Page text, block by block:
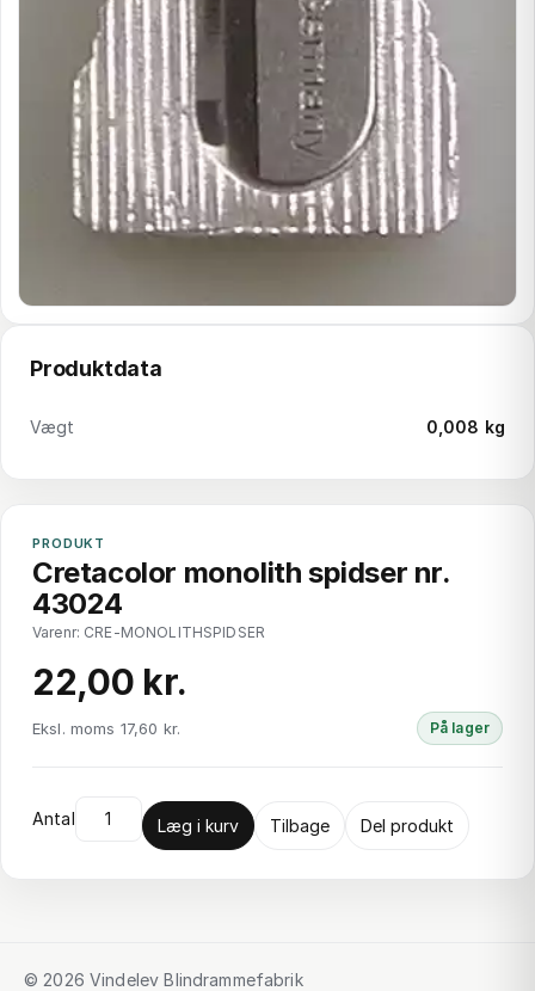
Produktdata
Vægt 0,008 kg
PRODUKT
Cretacolor monolith spidser nr.
43024
Varenr: CRE-MONOLITHSPIDSER
22,00 kr.
Eksl. moms 17,60 kr. På lager
Antal Læg i kurv Tilbage Del produkt
© 2026 Vindelev Blindrammefabrik